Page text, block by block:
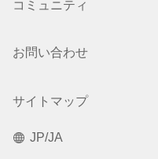
コミュニティ
お問い合わせ
サイトマップ
JP/JA